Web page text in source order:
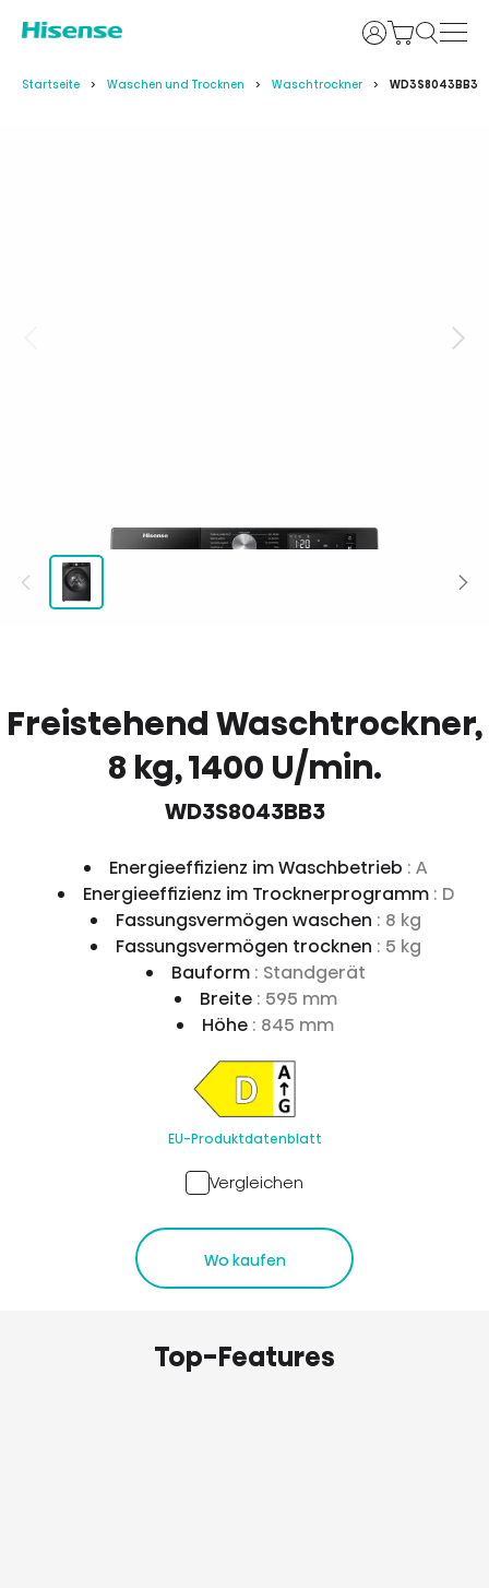
Anmelden
Startseite Waschen und Trocknen Waschtrockner WD3S8043BB3
Freistehend Waschtrockner,
8 kg, 1400 U/min.
WD3S8043BB3
Energieeffizienz im Waschbetrieb : A
Energieeffizienz im Trocknerprogramm : D
Fassungsvermögen waschen : 8 kg
Fassungsvermögen trocknen : 5 kg
Bauform : Standgerät
Breite : 595 mm
Höhe : 845 mm
EU-Produktdatenblatt
Vergleichen
Wo kaufen
Top-Features